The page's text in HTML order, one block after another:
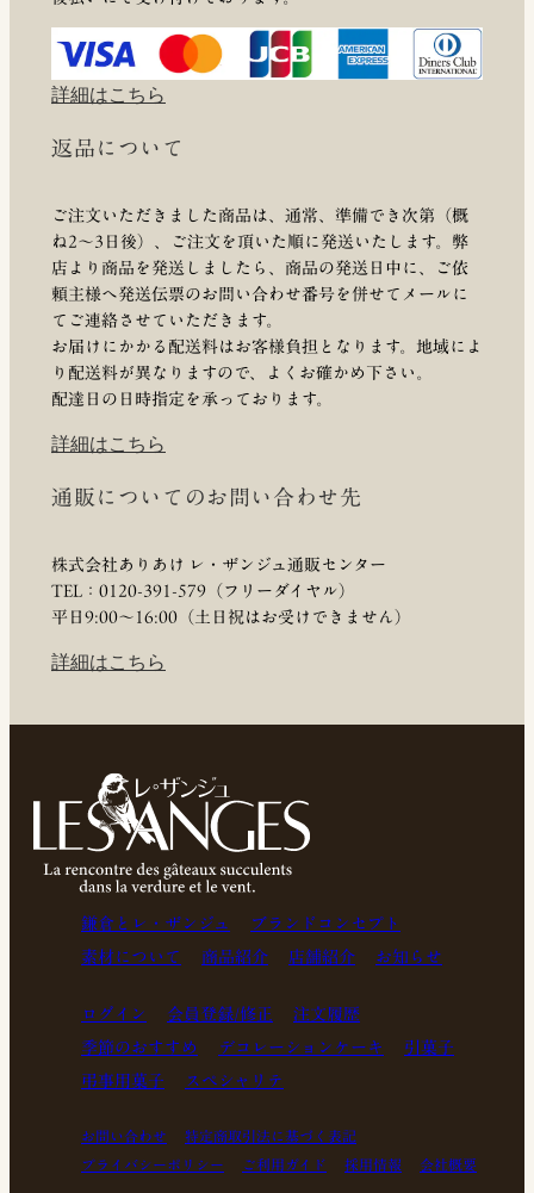
詳細はこちら
返品について
ご注文いただきました商品は、通常、準備でき次第（概
ね2～3日後）、ご注文を頂いた順に発送いたします。弊
店より商品を発送しましたら、商品の発送日中に、ご依
頼主様へ発送伝票のお問い合わせ番号を併せてメールに
てご連絡させていただきます。
お届けにかかる配送料はお客様負担となります。地域によ
り配送料が異なりますので、よくお確かめ下さい。
配達日の日時指定を承っております。
詳細はこちら
通販についてのお問い合わせ先
株式会社ありあけ レ・ザンジュ通販センター
TEL：0120-391-579（フリーダイヤル）
平日9:00〜16:00（土日祝はお受けできません）
詳細はこちら
鎌倉とレ・ザンジュ
ブランドコンセプト
素材について
商品紹介 店舗紹介 お知らせ
ログイン 会員登録/修正
注文履歴
季節のおすすめ
デコレーションケーキ
引菓子
弔事用菓子
スペシャリテ
お問い合わせ
特定商取引法に基づく表記
プライバシーポリシー
ご利用ガイド 採用情報 会社概要